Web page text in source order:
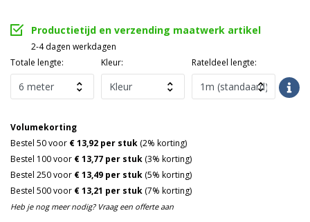
Productietijd en verzending maatwerk artikel
2-4 dagen werkdagen
Totale lengte:
Kleur: Rateldeel lengte:
Volumekorting
Bestel 50 voor € 13,92 per stuk (2% korting)
Bestel 100 voor € 13,77 per stuk (3% korting)
Bestel 250 voor € 13,49 per stuk (5% korting)
Bestel 500 voor € 13,21 per stuk (7% korting)
Heb je nog meer nodig? Vraag een offerte aan